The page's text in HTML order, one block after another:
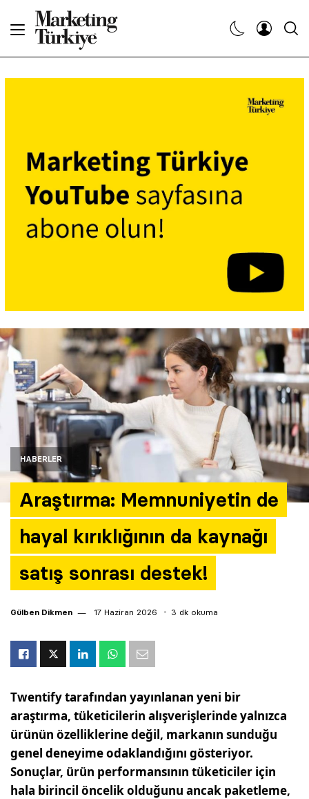
HABERLER
Araştırma: Memnuniyetin de
hayal kırıklığının da kaynağı
satış sonrası destek!
Gülben Dikmen 17 Haziran 2026 3 dk okuma
Twentify tarafından yayınlanan yeni bir
araştırma, tüketicilerin alışverişlerinde yalnızca
ürünün özelliklerine değil, markanın sunduğu
genel deneyime odaklandığını gösteriyor.
Sonuçlar, ürün performansının tüketiciler için
hala birincil öncelik olduğunu ancak paketleme,
Dergiler
Etkinlikler
Araştırma